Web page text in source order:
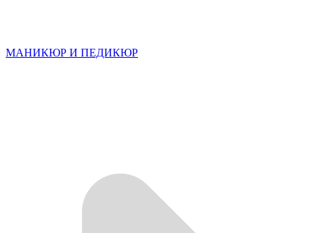
МАНИКЮР И ПЕДИКЮР